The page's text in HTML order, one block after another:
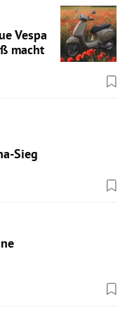
Vespa
macht
Sieg